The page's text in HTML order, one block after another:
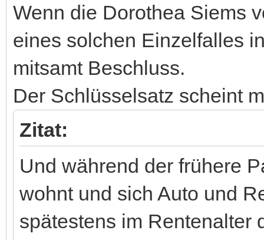
Wenn die Dorothea Siems
eines solchen Einzelfalles
mitsamt Beschluss.
Der Schlüsselsatz scheint
Zitat:
Und während der frühere
wohnt und sich Auto und
spätestens im Rentenalter